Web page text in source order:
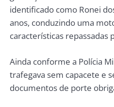
identificado como Ronei
anos, conduzindo uma
características repassadas
Ainda conforme a Polícia
trafegava sem capacete e
documentos de porte